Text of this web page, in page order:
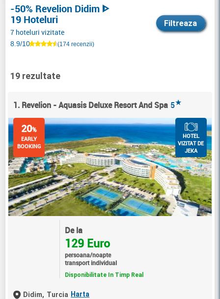
19 rezultate
1. Revelion - Aquasis Deluxe Resort And Spa 5★
20%
EARLY
BOOKING
HOTEL
VIZITAT DE
JEKA
De la
129 Euro
persoana/noapte
transport individual
Disponibilitate In Timp Real
Didim, Turcia Harta
-50% Revelion Didim ᐈ
19 Hoteluri
7 hoteluri vizitate
8.9/10 (174 recenzii)
Filtreaza